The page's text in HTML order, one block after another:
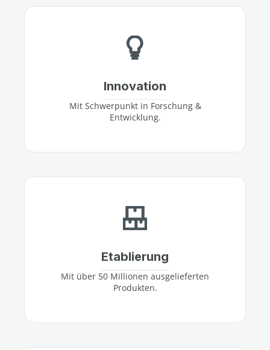
Innovation
Mit Schwerpunkt in Forschung &
Entwicklung.
Etablierung
Mit über 50 Millionen ausgelieferten
Produkten.